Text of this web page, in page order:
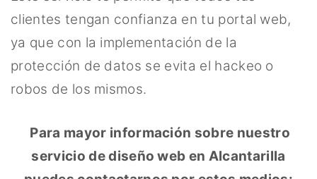
clientes tengan confianza en tu portal web,
ya que con la implementación de la
protección de datos se evita el hackeo o
robos de los mismos.
Para mayor información sobre nuestro
servicio de diseño web en Alcantarilla